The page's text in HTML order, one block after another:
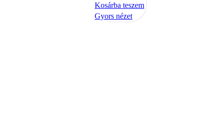
Kosárba teszem
Gyors nézet